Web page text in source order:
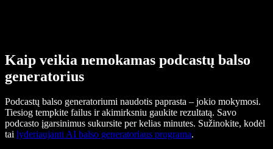
Kaip veikia nemokamas podcastų balso
generatorius
Podcastų balso generatoriumi naudotis paprasta – jokio mokymosi.
Tiesiog tempkite failus ir akimirksniu gaukite rezultatą. Savo
podcasto įgarsinimus sukursite per kelias minutes. Sužinokite, kodėl
tai lyderiaujanti AI balso generatoriaus programa.